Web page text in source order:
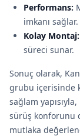
Performans:
imkanı sağlar.
Kolay Montaj:
süreci sunar.
Sonuç olarak,
grubu içerisinde
sağlam
sürüş konforunu
mutlaka